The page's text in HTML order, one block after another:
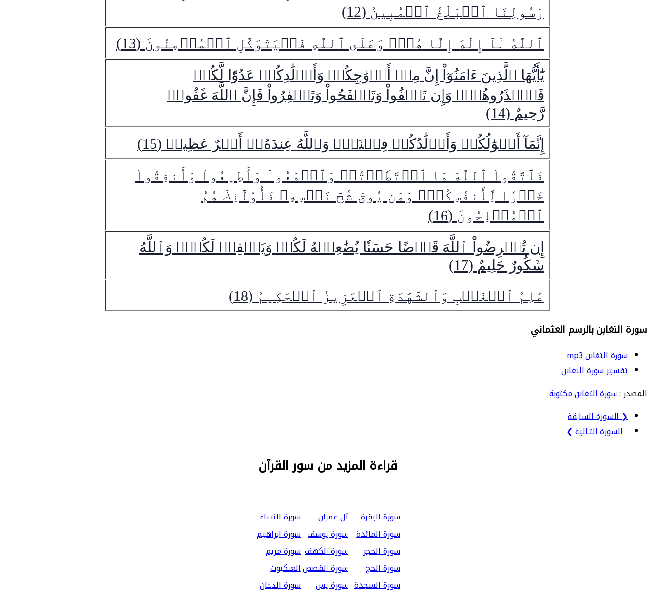
رَسُولِنَا ٱلۡبَلَٰغُ ٱلۡمُبِينُ (12)
ٱللَّهُ لَآ إِلَٰهَ إِلَّا هُوَۚ وَعَلَى ٱللَّهِ فَلۡيَتَوَكَّلِ ٱلۡمُؤۡمِنُونَ (13)
يَٰٓأَيُّهَا ٱلَّذِينَ ءَامَنُوٓاْ إِنَّ مِنۡ أَزۡوَٰجِكُمۡ وَأَوۡلَٰدِكُمۡ عَدُوّٗا لَّكُمۡ
فَٱحۡذَرُوهُمۡۚ وَإِن تَعۡفُواْ وَتَصۡفَحُواْ وَتَغۡفِرُواْ فَإِنَّ ٱللَّهَ غَفُورٞ
رَّحِيمٌ (14)
إِنَّمَآ أَمۡوَٰلُكُمۡ وَأَوۡلَٰدُكُمۡ فِتۡنَةٞۚ وَٱللَّهُ عِندَهُۥٓ أَجۡرٌ عَظِيمٞ (15)
فَٱتَّقُواْ ٱللَّهَ مَا ٱسۡتَطَعۡتُمۡ وَٱسۡمَعُواْ وَأَطِيعُواْ وَأَنفِقُواْ
خَيۡرٗا لِّأَنفُسِكُمۡۗ وَمَن يُوقَ شُحَّ نَفۡسِهِۦ فَأُوْلَٰٓئِكَ هُمُ
ٱلۡمُفۡلِحُونَ (16)
إِن تُقۡرِضُواْ ٱللَّهَ قَرۡضًا حَسَنٗا يُضَٰعِفۡهُ لَكُمۡ وَيَغۡفِرۡ لَكُمۡۚ وَٱللَّهُ
شَكُورٌ حَلِيمٌ (17)
عَٰلِمُ ٱلۡغَيۡبِ وَٱلشَّهَٰدَةِ ٱلۡعَزِيزُ ٱلۡحَكِيمُ (18)
سورة التغابن بالرسم العثماني
سورة التغابن mp3
تفسير سورة التغابن
المصدر :سورة التغابن مكتوبة
❮ السورة السابقة
السورة التـالية ❯
قراءة المزيد من سور القرآن
سورة البقرة آل عمران
سورة النساء
سورة المائدة سورة يوسف سورة ابراهيم
سورة الحجر
سورة الكهف سورة مريم
سورة الحج
سورة القصصالعنكبوت
سورة السجدة سورة يس
سورة الدخان